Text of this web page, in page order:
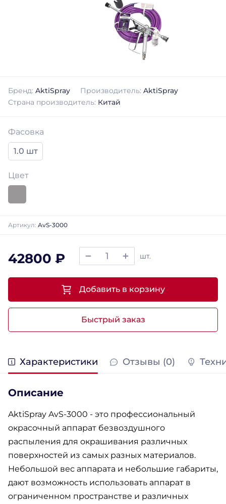
Бренд: AktiSpray Производитель: AktiSpray
Страна производитель: Китай
Фасовка
1.0 шт
Цвет
Артикул: AvS-3000
42800 ₽ шт.
Быстрый заказ
Добавить в корзину
Характеристики Отзывы (0)
Описание
AktiSpray AvS-3000 - это профессиональный
окрасочный аппарат безвоздушного
распыления для окрашивания различных
поверхностей из самых разных материалов.
Небольшой вес аппарата и небольшие габариты,
дают возможность использовать аппарат в
ограниченном пространстве и различных